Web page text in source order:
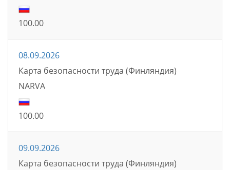
100.00
08.09.2026
Карта безопасности труда (Финляндия)
NARVA
100.00
09.09.2026
Карта безопасности труда (Финляндия)